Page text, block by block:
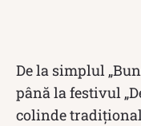
De la simplul
până la festivul
colinde